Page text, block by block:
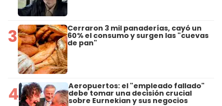
3 Cerraron 3 mil panaderías, cayó un
60% el consumo y surgen las "cuevas
de pan"
4 Aeropuertos: el "empleado fallado"
debe tomar una decisión crucial
sobre Eurnekian y sus negocios